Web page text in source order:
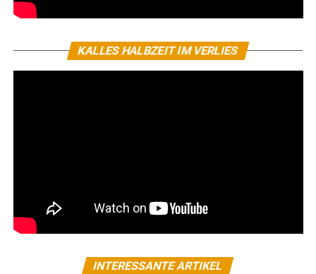
KALLES HALBZEIT IM VERLIES
INTERESSANTE ARTIKEL